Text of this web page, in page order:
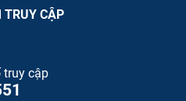
TRUY CẬP
truy cập